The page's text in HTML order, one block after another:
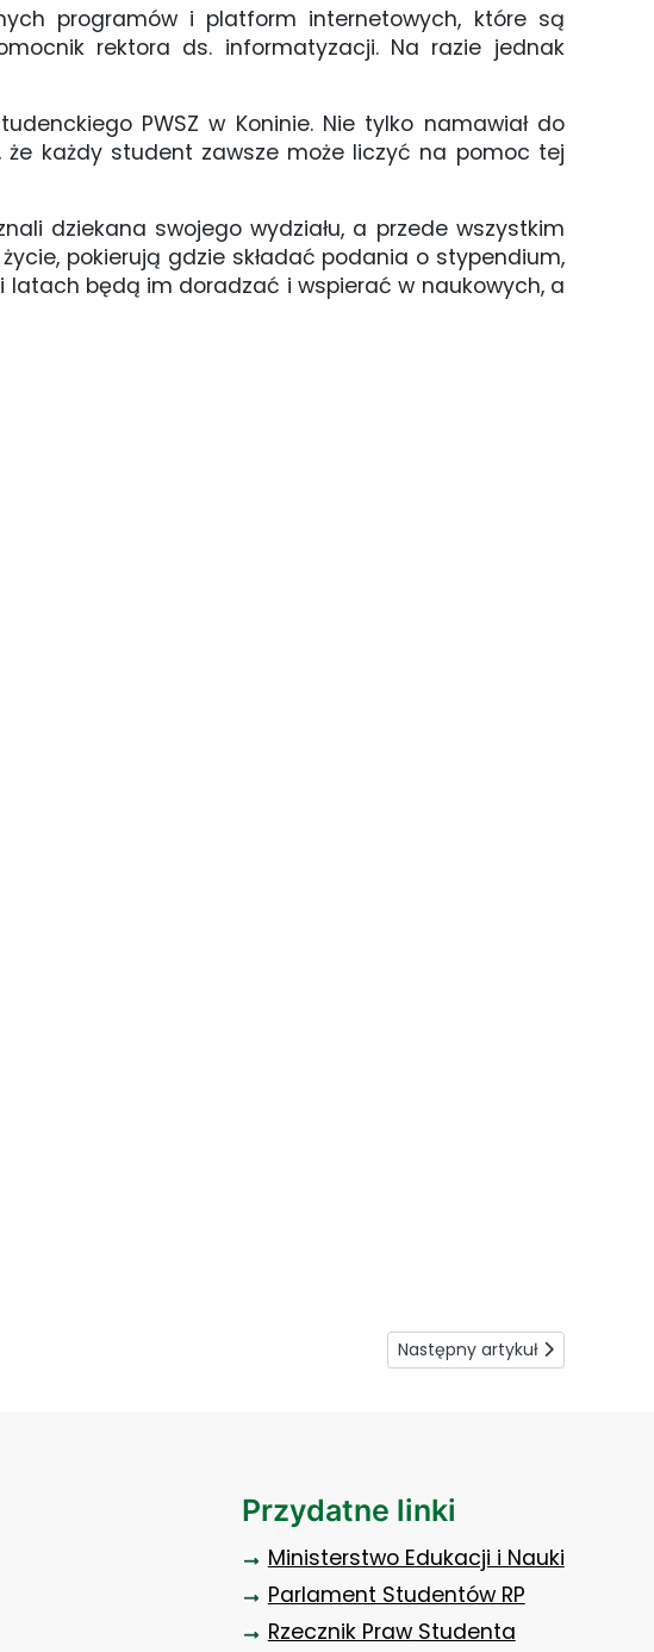
programów i platform internetowych, które są
rektora ds. informatyzacji. Na razie jednak
PWSZ w Koninie. Nie tylko namawiał do
że każdy student zawsze może liczyć na pomoc tej
dziekana swojego wydziału, a przede wszystkim
pokierują gdzie składać podania o stypendium,
będą im doradzać i wspierać w naukowych, a
Następny artykuł: Coraz
Następny artykuł
Przydatne linki
Ministerstwo Edukacji i Nauki
Parlament Studentów RP
Rzecznik Praw Studenta